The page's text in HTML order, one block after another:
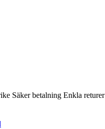
Säker betalning Enkla returer